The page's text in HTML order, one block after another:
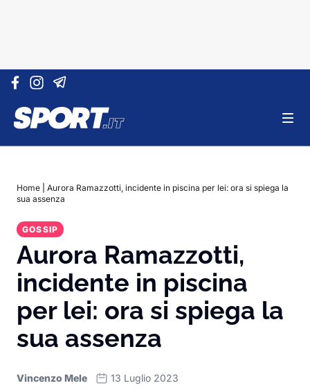
Vai al contenuto
Home
Aurora Ramazzotti, incidente in piscina per lei: ora si spiega la
sua assenza
GOSSIP
Aurora Ramazzotti,
incidente in piscina
per lei: ora si spiega la
sua assenza
Vincenzo Mele 13 Luglio 2023